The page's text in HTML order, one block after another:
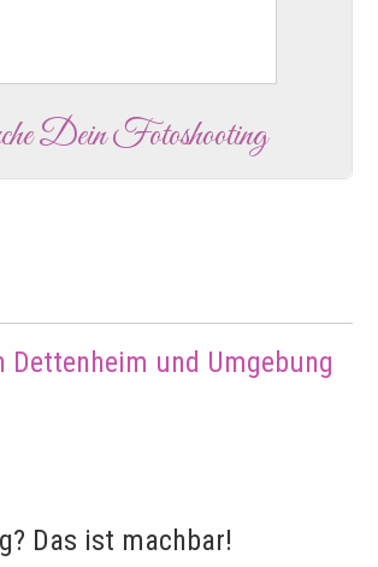
Dein Fotoshooting
Dettenheim und Umgebung
Das ist machbar!